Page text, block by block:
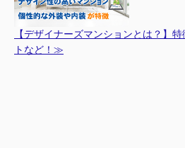
【デザイナーズマンションとは？】
トなど！≫